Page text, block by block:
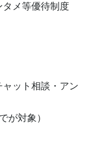
タメ等優待制度
ット相談・アン
が対象）